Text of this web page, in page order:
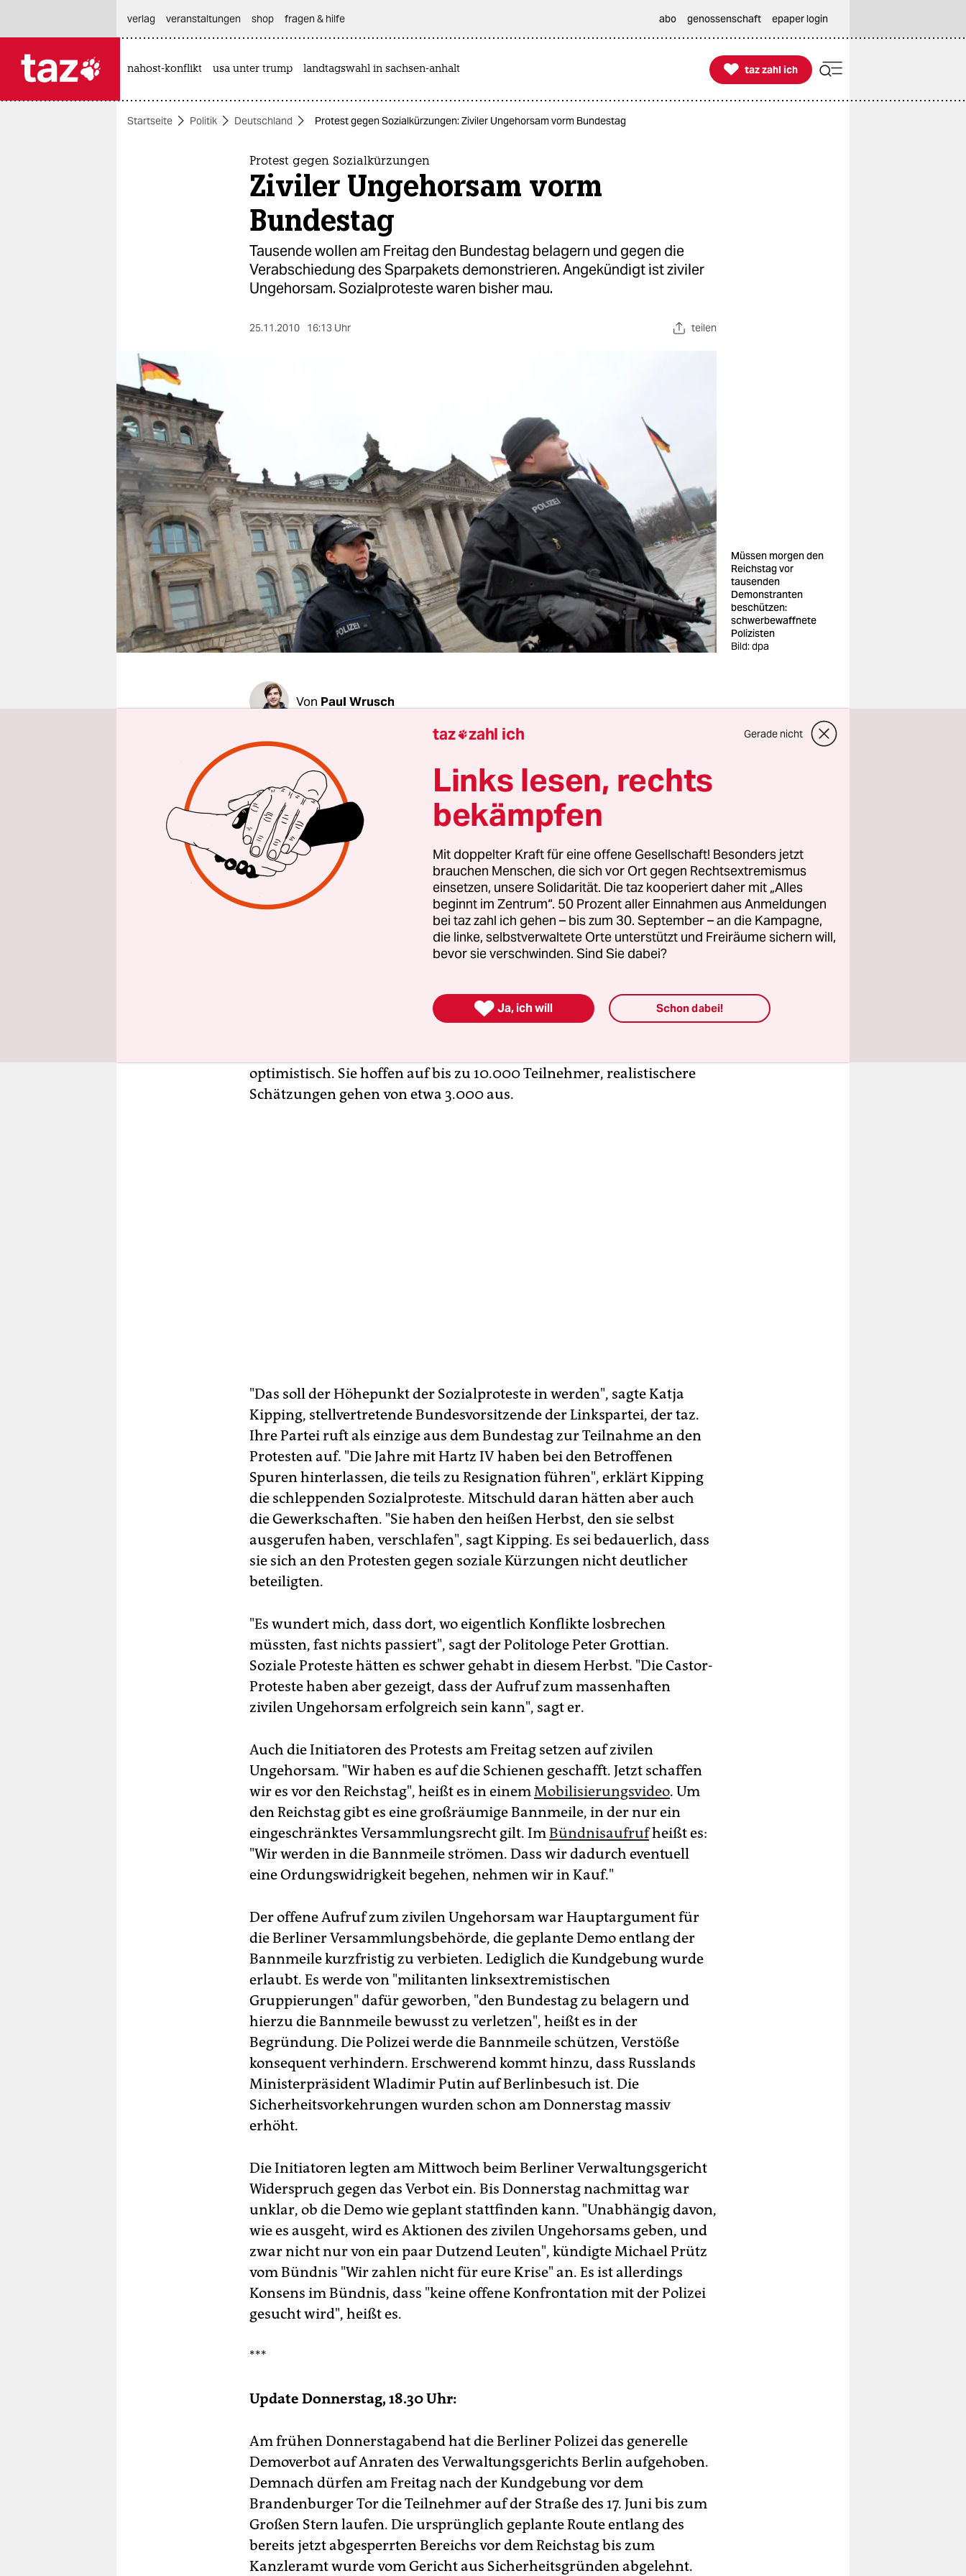
themen
nord
wahrheit
verlag
verlag
veranstaltungen
shop
fragen & hilfe
unterstützen
abo
genossenschaft
epaper login
verlag
veranstaltungen shop fragen & hilfe abo genossenschaft epaper login
nahost-konflikt usa unter trump landtagswahl in sachsen-anhalt 
taz zahl ich
taz zahl ich
Startseite Politik Deutschland Protest gegen Sozialkürzungen: Ziviler Ungehorsam vorm Bundestag
Protest gegen Sozialkürzungen
Ziviler Ungehorsam vorm
Bundestag
Tausende wollen am Freitag den Bundestag belagern und gegen die
Verabschiedung des Sparpakets demonstrieren. Angekündigt ist ziviler
Ungehorsam. Sozialproteste waren bisher mau.
25.11.2010 16:13 Uhr teilen
Müssen morgen den
Reichstag vor
tausenden
Demonstranten
beschützen:
schwerbewaffnete
Polizisten
Bild: dpa
Von Paul Wrusch
BERLINtaz| Es soll die Krönung des heißen Herbstes werden. Wenn im
Bundestag am Freitag nach viertägiger Debatte die
Regierungsmehrheit den Haushalt für 2011 und damit auch das
milliardenschwere Sparpaket beschließt, wollen vor dem Parlament
tausende Demonstranten gegen die sozialen Kürzungen protestieren.
Besonders die Hartz-IV-Reform mit der Streichung des Elterngelds
weckt ihren Unmut. "Sparpaket stoppen! Bundestag belagern!", lautet
der Aufruf des Bündnisses aus über 100 linken Organisationen und
Parteien zur Kundgebung und Demo vor dem Brandenburger Tor.
Frankreich, Griechenland und Portugal, wo in den vergangenen
Wochen regelmäßig Hunderttausende gegen Sozialkürzungen auf die
optimistisch. Sie hoffen auf bis zu 10.000 Teilnehmer, realistischere
Schätzungen gehen von etwa 3.000 aus.
"Das soll der Höhepunkt der Sozialproteste in werden", sagte Katja
Kipping, stellvertretende Bundesvorsitzende der Linkspartei, der taz.
Ihre Partei ruft als einzige aus dem Bundestag zur Teilnahme an den
Protesten auf. "Die Jahre mit Hartz IV haben bei den Betroffenen
Spuren hinterlassen, die teils zu Resignation führen", erklärt Kipping
die schleppenden Sozialproteste. Mitschuld daran hätten aber auch
die Gewerkschaften. "Sie haben den heißen Herbst, den sie selbst
ausgerufen haben, verschlafen", sagt Kipping. Es sei bedauerlich, dass
sie sich an den Protesten gegen soziale Kürzungen nicht deutlicher
beteiligten.
"Es wundert mich, dass dort, wo eigentlich Konflikte losbrechen
müssten, fast nichts passiert", sagt der Politologe Peter Grottian.
Soziale Proteste hätten es schwer gehabt in diesem Herbst. "Die Castor-
Proteste haben aber gezeigt, dass der Aufruf zum massenhaften
zivilen Ungehorsam erfolgreich sein kann", sagt er.
Auch die Initiatoren des Protests am Freitag setzen auf zivilen
Ungehorsam. "Wir haben es auf die Schienen geschafft. Jetzt schaffen
wir es vor den Reichstag", heißt es in einemMobilisierungsvideo. Um
den Reichstag gibt es eine großräumige Bannmeile, in der nur ein
eingeschränktes Versammlungsrecht gilt. ImBündnisaufrufheißt es:
"Wir werden in die Bannmeile strömen. Dass wir dadurch eventuell
eine Ordungswidrigkeit begehen, nehmen wir in Kauf."
Der offene Aufruf zum zivilen Ungehorsam war Hauptargument für
die Berliner Versammlungsbehörde, die geplante Demo entlang der
Bannmeile kurzfristig zu verbieten. Lediglich die Kundgebung wurde
erlaubt. Es werde von "militanten linksextremistischen
Gruppierungen" dafür geworben, "den Bundestag zu belagern und
hierzu die Bannmeile bewusst zu verletzen", heißt es in der
Begründung. Die Polizei werde die Bannmeile schützen, Verstöße
konsequent verhindern. Erschwerend kommt hinzu, dass Russlands
Ministerpräsident Wladimir Putin auf Berlinbesuch ist. Die
Sicherheitsvorkehrungen wurden schon am Donnerstag massiv
erhöht.
Die Initiatoren legten am Mittwoch beim Berliner Verwaltungsgericht
Widerspruch gegen das Verbot ein. Bis Donnerstag nachmittag war
unklar, ob die Demo wie geplant stattfinden kann. "Unabhängig davon,
wie es ausgeht, wird es Aktionen des zivilen Ungehorsams geben, und
zwar nicht nur von ein paar Dutzend Leuten", kündigte Michael Prütz
vom Bündnis "Wir zahlen nicht für eure Krise" an. Es ist allerdings
Konsens im Bündnis, dass "keine offene Konfrontation mit der Polizei
gesucht wird", heißt es.
***
Update Donnerstag, 18.30 Uhr:
Am frühen Donnerstagabend hat die Berliner Polizei das generelle
Demoverbot auf Anraten des Verwaltungsgerichts Berlin aufgehoben.
Demnach dürfen am Freitag nach der Kundgebung vor dem
Brandenburger Tor die Teilnehmer auf der Straße des 17. Juni bis zum
Großen Stern laufen. Die ursprünglich geplante Route entlang des
bereits jetzt abgesperrten Bereichs vor dem Reichstag bis zum
Kanzleramt wurde vom Gericht aus Sicherheitsgründen abgelehnt.
taz zahl ich Gerade nicht
Links lesen, rechts
bekämpfen
Mit doppelter Kraft für eine offene Gesellschaft! Besonders jetzt
brauchen Menschen, die sich vor Ort gegen Rechtsextremismus
einsetzen, unsere Solidarität. Die taz kooperiert daher mit „Alles
beginnt im Zentrum“. 50 Prozent aller Einnahmen aus Anmeldungen
bei taz zahl ich gehen – bis zum 30. September – an die Kampagne,
die linke, selbstverwaltete Orte unterstützt und Freiräume sichern will,
bevor sie verschwinden. Sind Sie dabei?
 Ja, ich will Schon dabei!